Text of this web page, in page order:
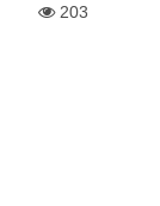
203